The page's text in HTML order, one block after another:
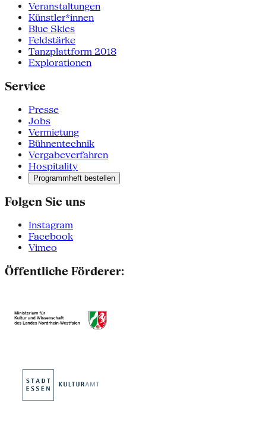
Veranstaltungen
Künstler*innen
Blue Skies
Feldstärke
Tanzplattform 2018
Explorationen
Service
Presse
Jobs
Vermietung
Bühnentechnik
Vergabeverfahren
Hospitality
Programmheft bestellen
Folgen Sie uns
Instagram
Facebook
Vimeo
Öffentliche Förderer: